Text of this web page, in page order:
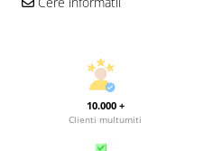
10.000 +
Clienti multumiti